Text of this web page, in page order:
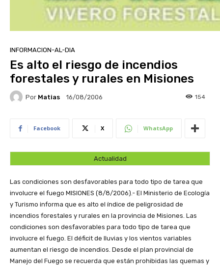
INFORMACION-AL-DIA
Es alto el riesgo de incendios
forestales y rurales en Misiones
Por Matias 16/08/2006 154
Facebook X WhatsApp
Actualidad
Las condiciones son desfavorables para todo tipo de tarea que
involucre el fuego MISIONES (8/8/2006).- El Ministerio de Ecología
y Turismo informa que es alto el índice de peligrosidad de
incendios forestales y rurales en la provincia de Misiones. Las
condiciones son desfavorables para todo tipo de tarea que
involucre el fuego. El déficit de lluvias y los vientos variables
aumentan el riesgo de incendios. Desde el plan provincial de
Manejo del Fuego se recuerda que están prohibidas las quemas y